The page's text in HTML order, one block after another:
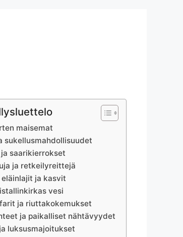
maisemat
sukellusmahdollisuudet
saarikierrokset
ja retkeilyreittejä
ja kasvit
vesi
ja riuttakokemukset
ja paikalliset nähtävyydet
luksusmajoitukset